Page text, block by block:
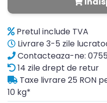
Pretul include TVA
Livrare 3-5 zile
Contacteaza-ne:
14 zile drept de retur
Taxe livrare 25 RON
10 kg*